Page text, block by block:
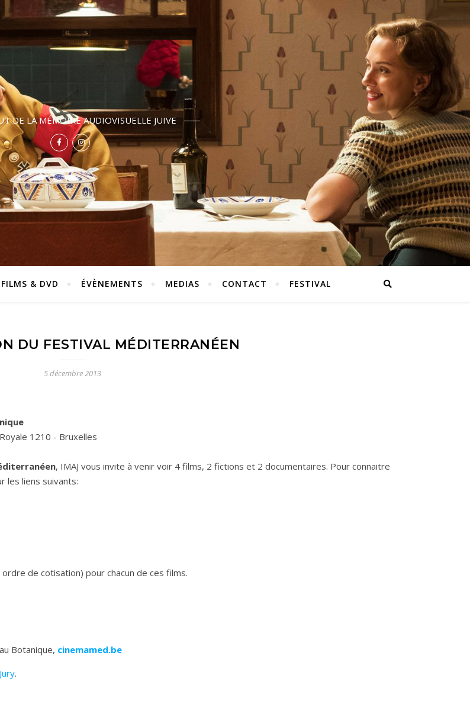
DE LA MÉMOIRE AUDIOVISUELLE JUIVE
FILMS & DVD ÉVÈNEMENTS MEDIAS CONTACT FESTIVAL
DU FESTIVAL MÉDITERRANÉEN
5 décembre 2013
1210 - Bruxelles
, IMAJ vous invite à venir voir 4 films, 2 fictions et 2 documentaires. Pour connaitre
les liens suivants:
de cotisation) pour chacun de ces films.
Botanique, cinemamed.be
.